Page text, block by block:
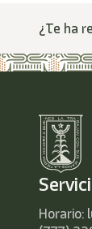
¿Te ha
Horario: